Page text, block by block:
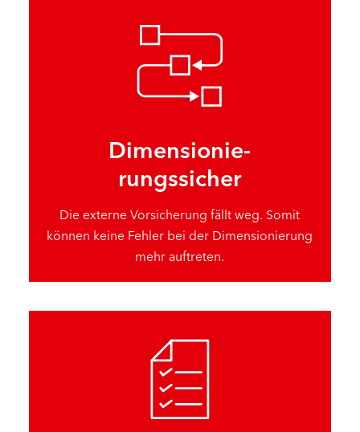
Dimensionie-
rungssicher
Die externe Vorsicherung fällt weg. Somit
können keine Fehler bei der Dimensionierung
mehr auftreten.